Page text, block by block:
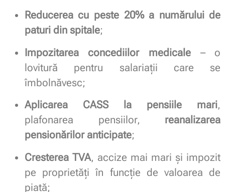
Reducerea cu peste 20% a numărului de
paturi din spitale;
Impozitarea concediilor medicale – o
lovitură pentru salariații care se
îmbolnăvesc;
Aplicarea CASS la pensiile mari,
plafonarea pensiilor, reanalizarea
pensionărilor anticipate;
Cresterea TVA, accize mai mari și impozit
pe proprietăți în funcție de valoarea de
piață;